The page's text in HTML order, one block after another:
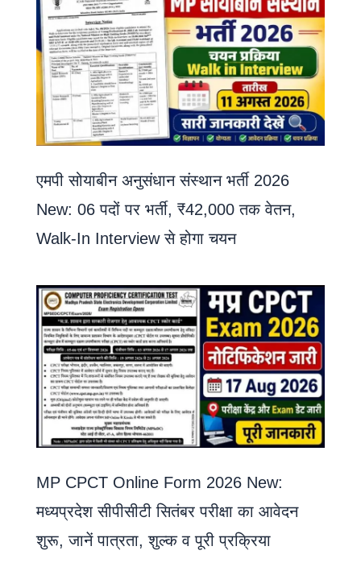
एमपी सोयाबीन अनुसंधान संस्थान भर्ती 2026
New: 06 पदों पर भर्ती, ₹42,000 तक वेतन,
Walk-In Interview से होगा चयन
MP CPCT Online Form 2026 New:
मध्यप्रदेश सीपीसीटी सितंबर परीक्षा का आवेदन
शुरू, जानें पात्रता, शुल्क व पूरी प्रक्रिया